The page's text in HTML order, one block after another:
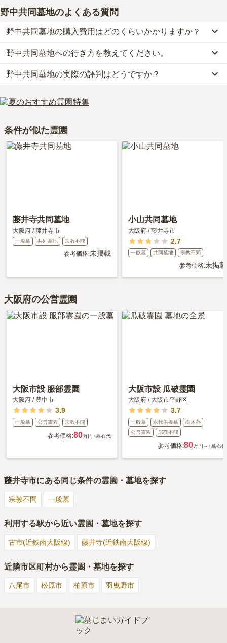
野中共同墓地のよくある質問
野中共同墓地の購入費用はどのくらいかかりますか？
野中共同墓地の現在の販売価格については現在調査中です。
お墓は、価格が高いものがよい、安いものが悪い、という訳ではあ
りません。大切なのは、ご家族が心から納得し、安心してお参りで
きる場所を選ぶことです。
野中共同墓地への行き方を教えてください。
公共交通機関の場合、近鉄長野線「古市駅」から徒歩約13分です。
車の場合、西名阪自動車道「藤井寺インター」から車で約8分で
す。
詳しいルートや地図は、本ページの「地図・交通アクセス」欄をご
野中共同墓地の実際の評判はどうですか？
当サイトに寄せられた総合評価は、3.4点です。特に価格が高く評
価されています。
や線香は私が準備します。最寄り駅での購入はありません。最近、
最寄り駅前にイオンモールが出来たので、テイクアウトして食事を
します。」といったお声をいただいております。
条件が似た霊園
藤井寺共同墓地
大阪府 /藤井寺市
一般墓 共同墓地 宗教不問
参考価格:未掲載
小山共同墓地
大阪府 /藤井寺市
2.7
一般墓 共同墓地 宗教不問
参考価格:未掲載
大阪府の公営霊園
大阪市設 服部霊園
大阪府 / 豊中市
3.9
一般墓 公営霊園 宗教不問
参考価格:80万円+墓石代
大阪市設 瓜破霊園
大阪府 / 大阪市平野区
3.7
一般墓 永代供養墓
樹木葬
公営霊園
宗教不問
参考価格:80万円～+墓石代
藤井寺市にある同じ条件の霊園・墓地を探す
宗教不問 一般墓
利用する駅から近い霊園・墓地を探す
古市(近鉄南大阪線) 藤井寺(近鉄南大阪線)
近隣市区町村から霊園・墓地を探す
八尾市 松原市 柏原市 羽曳野市